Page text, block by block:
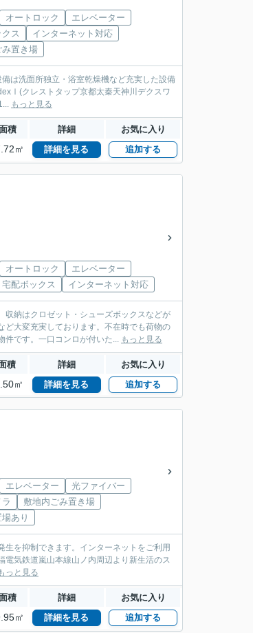
オートロック
エレベーター
ス
インターネット対応
み置き場
は洗面所独立・浴室乾燥機など充実した設備
クレストタップ京都太秦天神川デクスワ
もっと見る
積 詳細 お気に入り
㎡ 詳細を見る 追加する
オートロック
エレベーター
宅配ボックス インターネット対応
収納はクロゼット・シューズボックスなどが
ど大変充実しております。不在時でも荷物の
件です。一口コンロが付いた... もっと見る
積 詳細 お気に入り
㎡ 詳細を見る 追加する
エレベーター
光ファイバー
敷地内ごみ置き場
あり
を抑制できます。インターネットをご利用
気鉄道嵐山本線山ノ内周辺より新生活のス
っと見る
積 詳細 お気に入り
㎡ 詳細を見る 追加する